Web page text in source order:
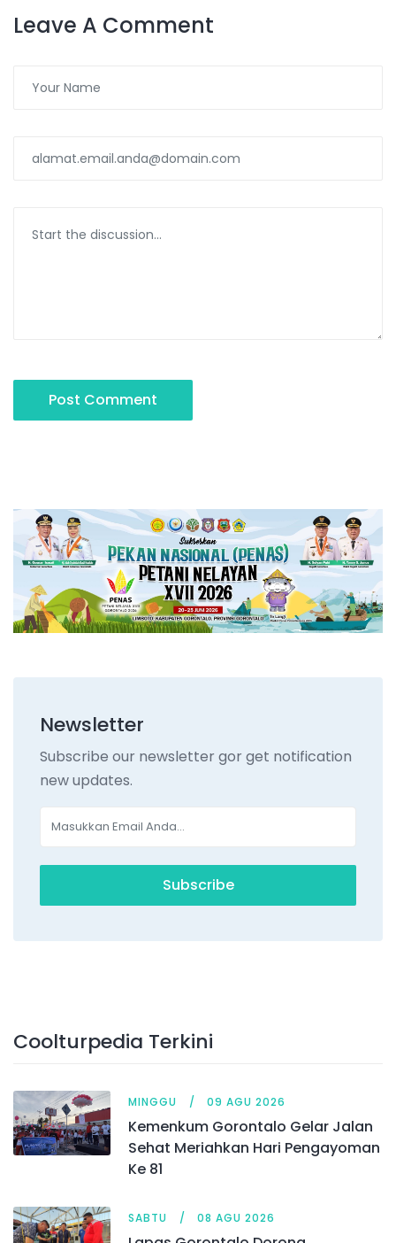
Leave A Comment
Post Comment
Newsletter
Subscribe our newsletter gor get notification
new updates.
Subscribe
Coolturpedia Terkini
MINGGU 09 AGU 2026
Kemenkum Gorontalo Gelar Jalan
Sehat Meriahkan Hari Pengayoman
Ke 81
SABTU 08 AGU 2026